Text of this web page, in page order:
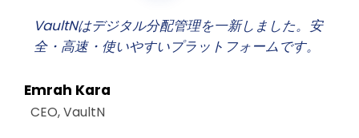
VaultNはデジタル分配管理を一新しました。安
全・高速・使いやすいプラットフォームです。
Emrah Kara
CEO, VaultN